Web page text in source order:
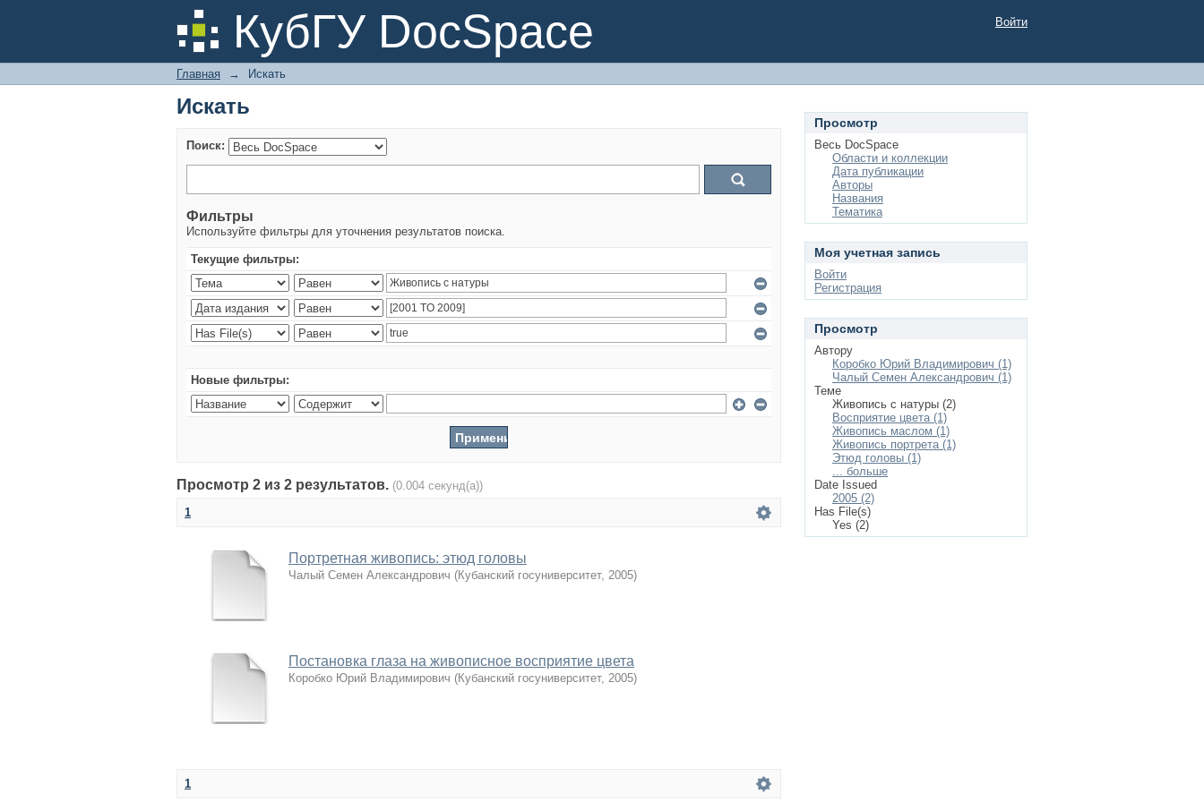
КубГУ DocSpace
Искать Войти
Главная → Искать
Искать
Поиск:
Фильтры
Используйте фильтры для уточнения результатов поиска.
Текущие фильтры:
Новые фильтры:
Просмотр 2 из 2 результатов. (0.004 секунд(а))
1
Портретная живопись: этюд головы
Чалый Семен Александрович (Кубанский госуниверситет, 2005)
Постановка глаза на живописное восприятие цвета
Коробко Юрий Владимирович (Кубанский госуниверситет, 2005)
1
Просмотр
Весь DocSpace
Области и коллекции
Дата публикации
Авторы
Названия
Тематика
Моя учетная запись
Войти
Регистрация
Просмотр
Автору
Коробко Юрий Владимирович (1)
Чалый Семен Александрович (1)
Теме
Живопись с натуры (2)
Восприятие цвета (1)
Живопись маслом (1)
Живопись портрета (1)
Этюд головы (1)
... больше
Date Issued
2005 (2)
Has File(s)
Yes (2)